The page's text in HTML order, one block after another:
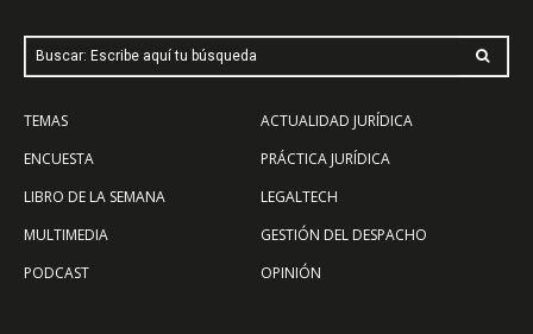
Buscar: Escribe aquí tu búsqueda
TEMAS
ENCUESTA
LIBRO DE LA SEMANA
MULTIMEDIA
PODCAST
ACTUALIDAD JURÍDICA
PRÁCTICA JURÍDICA
LEGALTECH
GESTIÓN DEL DESPACHO
OPINIÓN